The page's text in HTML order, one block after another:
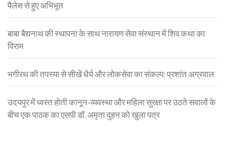
पैलेस से हुए अभिभूत
बाबा बैद्यनाथ की स्थापना के साथ नारायण सेवा संस्थान में शिव कथा का
विराम
भगीरथ की तपस्या से सीखें धैर्य और लोकसेवा का संकल्प: प्रशांत अग्रवाल
उदयपुर में ध्वस्त होती कानून-व्यवस्था और महिला सुरक्षा पर उठते सवालों के
बीच एक पाठक का एसपी डॉ. अमृता दुहन को खुला पत्र